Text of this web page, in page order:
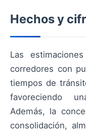
Hechos y
Las
corredores con
tiempos de
favoreciendo
Además, la
consolidación,